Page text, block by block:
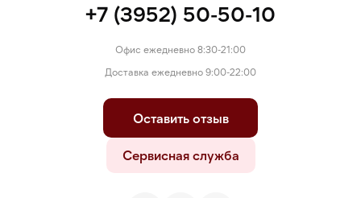
+7 (3952) 50-50-10
Офис ежедневно 8:30-21:00
Доставка ежедневно 9:00-22:00
Оставить отзыв
Сервисная служба